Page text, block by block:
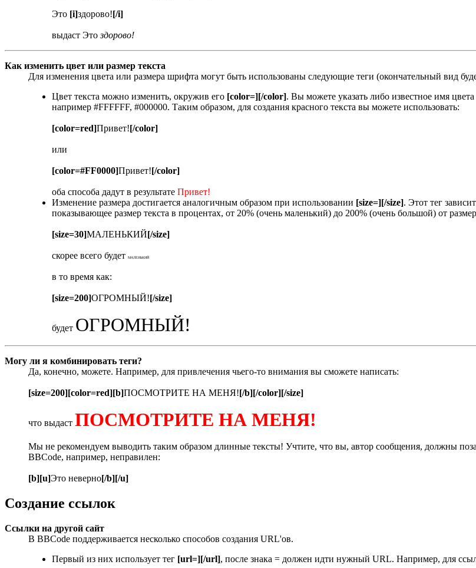
Это [i]здорово![/i]
выдаст Этоздорово!
Как изменить цвет или размер текста
Для изменения цвета или размера шрифта могут быть использованы следующие теги (окончательный вид
Цвет текста можно изменить, окружив его [color=][/color]. Вы можете указать либо известное имя
например #FFFFFF, #000000. Таким образом, для создания красного текста вы можете использовать:
[color=red]Привет![/color]
или
[color=#FF0000]Привет![/color]
оба способа дадут в результате Привет!
Изменение размера достигается аналогичным образом при использовании [size=][/size]. Этот тег
показывающее размер текста в процентах, от 20% (очень маленький) до 200% (очень большой) от
[size=30]МАЛЕНЬКИЙ[/size]
скорее всего будет МАЛЕНЬКИЙ
в то время как:
[size=200]ОГРОМНЫЙ![/size]
будет ОГРОМНЫЙ!
Могу ли я комбинировать теги?
Да, конечно, можете. Например, для привлечения чьего-то внимания вы сможете написать:
[size=200][color=red][b]ПОСМОТРИТЕ НА МЕНЯ![/b][/color][/size]
что выдаст ПОСМОТРИТЕ НА МЕНЯ!
Мы не рекомендуем выводить таким образом длинные тексты! Учтите, что вы, автор сообщения, должны
BBCode, например, неправилен:
[b][u]Это неверно[/b][/u]
Создание ссылок
Ссылки на другой сайт
В BBCode поддерживается несколько способов создания URL'ов.
Первый из них использует тег [url=][/url], после знака = должен идти нужный URL. Например, для